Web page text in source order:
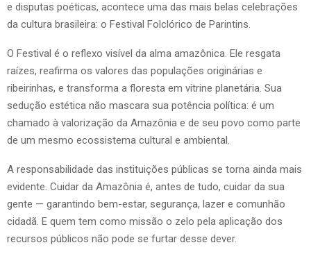
e disputas poéticas, acontece uma das mais belas celebrações
da cultura brasileira: o Festival Folclórico de Parintins.
O Festival é o reflexo visível da alma amazônica. Ele resgata
raízes, reafirma os valores das populações originárias e
ribeirinhas, e transforma a floresta em vitrine planetária. Sua
sedução estética não mascara sua potência política: é um
chamado à valorização da Amazônia e de seu povo como parte
de um mesmo ecossistema cultural e ambiental.
A responsabilidade das instituições públicas se torna ainda mais
evidente. Cuidar da Amazônia é, antes de tudo, cuidar da sua
gente — garantindo bem-estar, segurança, lazer e comunhão
cidadã. E quem tem como missão o zelo pela aplicação dos
recursos públicos não pode se furtar desse dever.